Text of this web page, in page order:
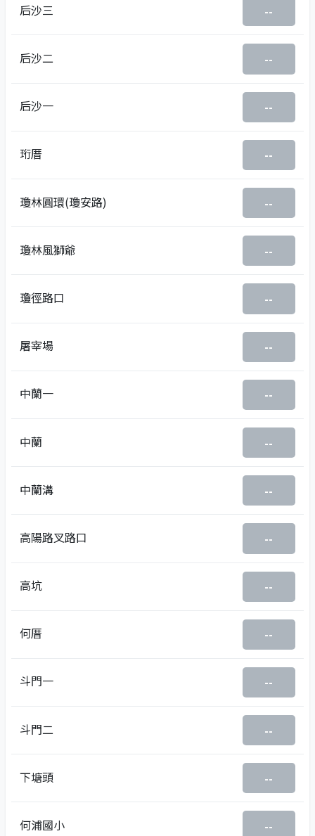
后沙三 --
后沙二 --
后沙一 --
珩厝 --
瓊林圓環(瓊安路) --
瓊林風獅爺 --
瓊徑路口 --
屠宰場 --
中蘭一 --
中蘭 --
中蘭溝 --
高陽路叉路口 --
高坑 --
何厝 --
斗門一 --
斗門二 --
下塘頭 --
何浦國小 --